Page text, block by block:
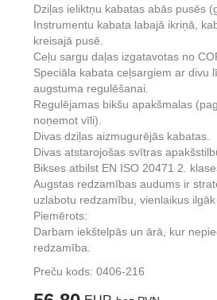
Dziļas ieliktņu kabatas abās pusēs
Instrumentu kabata labajā ikriņā,
kreisajā pusē.
Ceļu sargu daļas izgatavotas no
Speciāla kabata ceļsargiem ar divu
augstuma regulēšanai.
Regulējamas bikšu apakšmalas
noņemot vīli).
Divas dziļas aizmugurējās kabatas.
Divas atstarojošas svītras
Bikses atbilst EN ISO 20471 2.
Augstas redzamības audums ir
uzlabotu redzamību, vienlaikus
Piemērots:
Darbam iekštelpās un ārā, kur
redzamība.
Preču kods: 0406-216